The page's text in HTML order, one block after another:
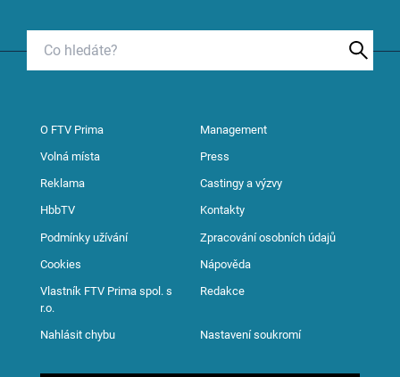
O FTV Prima Management
Volná místa Press
Reklama Castingy a výzvy
HbbTV Kontakty
Podmínky užívání Zpracování osobních údajů
Cookies Nápověda
Vlastník FTV Prima spol. s
r.o.
Redakce
Nahlásit chybu Nastavení soukromí